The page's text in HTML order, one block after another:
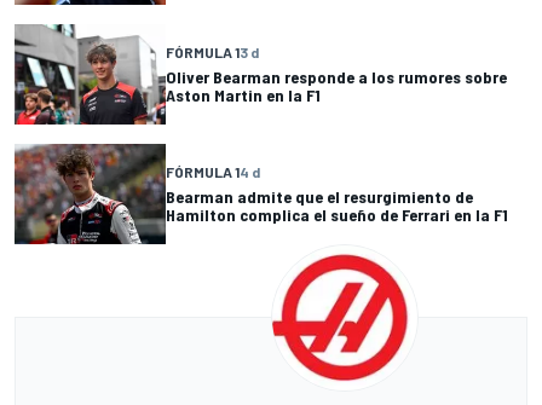
FÓRMULA 13 d
Oliver Bearman responde a los rumores sobre
Aston Martin en la F1
FÓRMULA 14 d
Bearman admite que el resurgimiento de
Hamilton complica el sueño de Ferrari en la F1